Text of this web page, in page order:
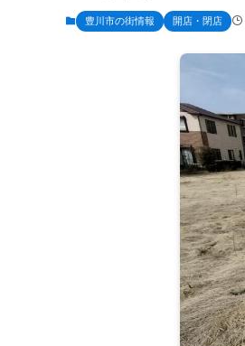
豊川市の街情報 開店・閉店